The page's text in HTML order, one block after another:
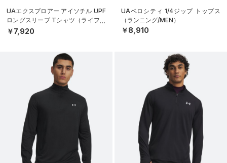
UAエクスプロアー アイソチル UPF
ロングスリーブ Tシャツ（ライフス
タイル/MEN）
￥7,920
UAベロシティ 1/4ジップ トップス
（ランニング/MEN）
￥8,910